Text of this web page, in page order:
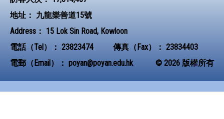
地址： 九龍樂善道15號
Address： 15 Lok Sin Road, Kowloon
電話（Tel）： 23823474 傳真（Fax）： 23834403
電郵（Email）： poyan@poyan.edu.hk © 2026 版權所有